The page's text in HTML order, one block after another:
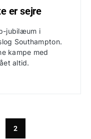
er sejre
jubilæum i
Southampton.
kampe med
altid.
2